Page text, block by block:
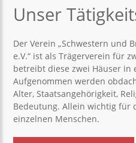
Unser
Der Verein „Schwestern und
e.V.“ ist als Trägerverein für
betreibt diese zwei Häuser in
Aufgenommen werden
Alter, Staatsangehörigkeit,
Bedeutung. Allein wichtig für
einzelnen Menschen.